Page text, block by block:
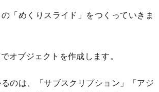
「めくりスライド」をつくっていきま
オブジェクトを作成します。
のは、「サブスクリプション」「アジ